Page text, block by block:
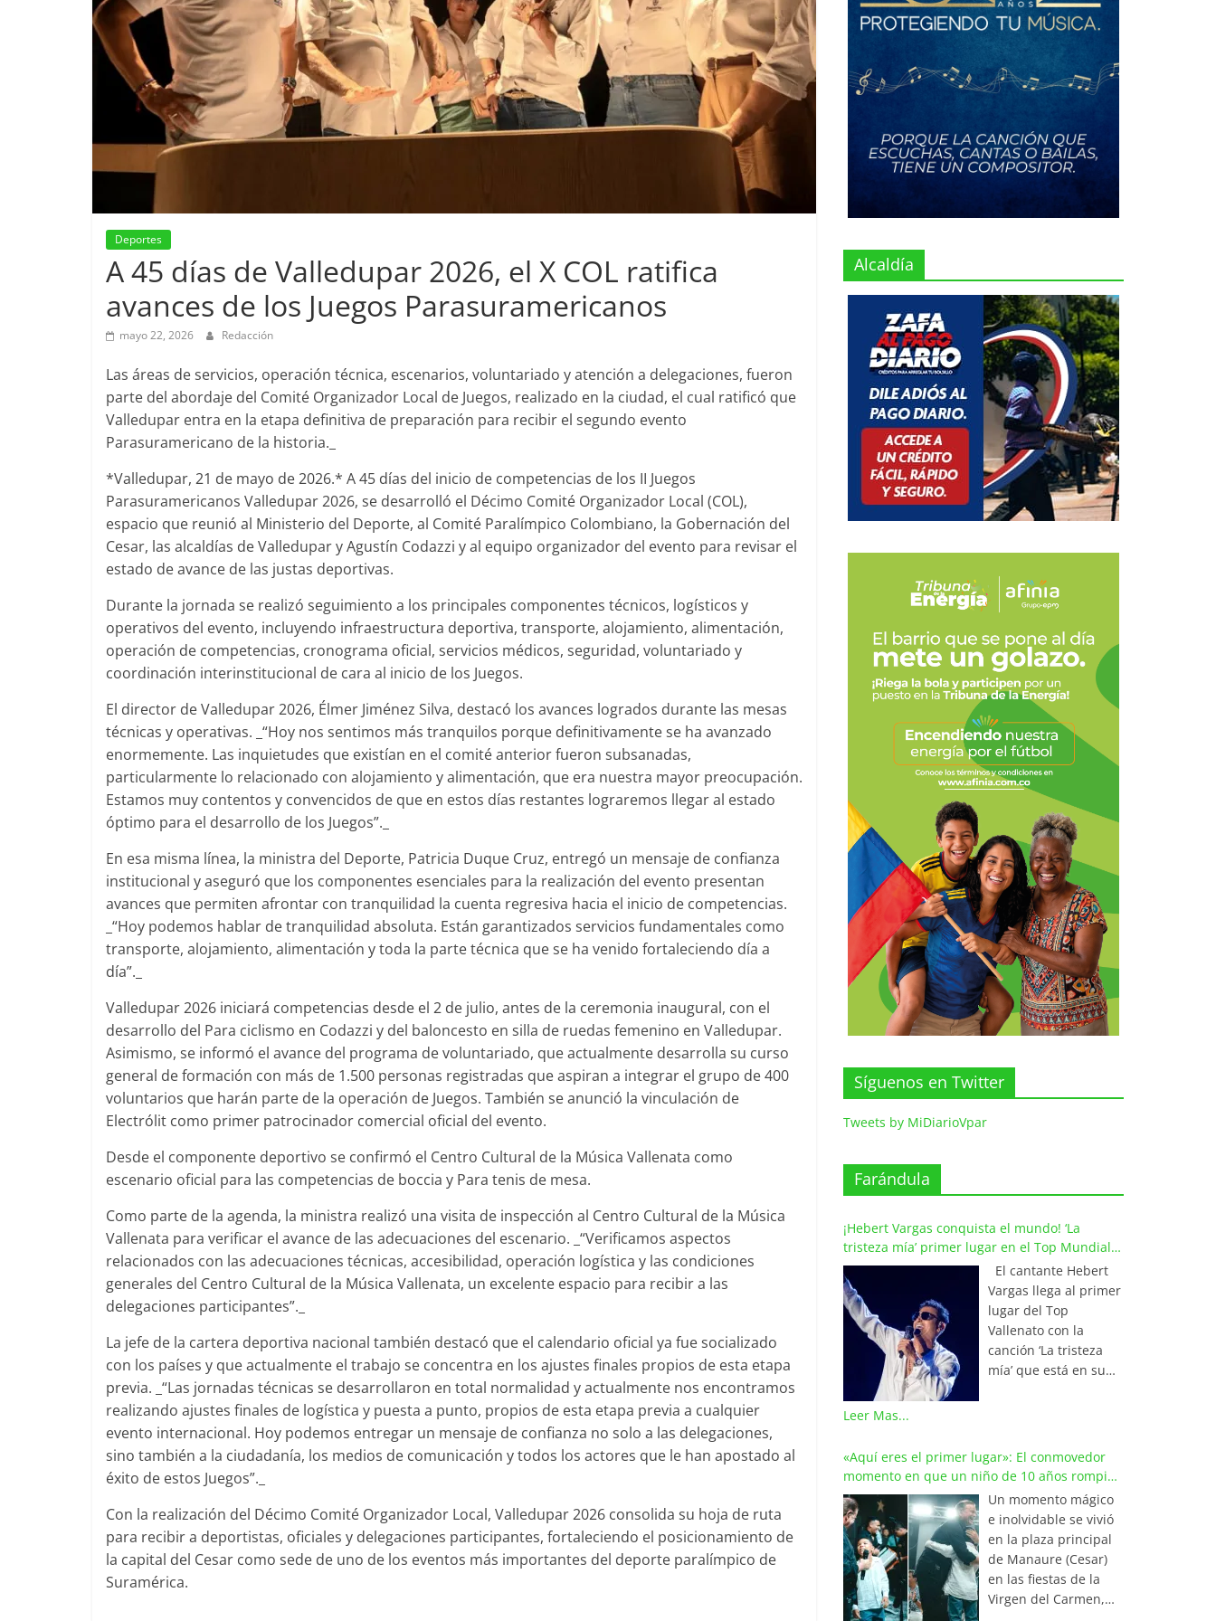
Deportes
A 45 días de Valledupar 2026, el X COL ratifica
avances de los Juegos Parasuramericanos
mayo 22, 2026 Redacción
Las áreas de servicios, operación técnica, escenarios, voluntariado y atención a delegaciones, fueron
parte del abordaje del Comité Organizador Local de Juegos, realizado en la ciudad, el cual ratificó que
Valledupar entra en la etapa definitiva de preparación para recibir el segundo evento
Parasuramericano de la historia._
*Valledupar, 21 de mayo de 2026.* A 45 días del inicio de competencias de los II Juegos
Parasuramericanos Valledupar 2026, se desarrolló el Décimo Comité Organizador Local (COL),
espacio que reunió al Ministerio del Deporte, al Comité Paralímpico Colombiano, la Gobernación del
Cesar, las alcaldías de Valledupar y Agustín Codazzi y al equipo organizador del evento para revisar el
estado de avance de las justas deportivas.
Durante la jornada se realizó seguimiento a los principales componentes técnicos, logísticos y
operativos del evento, incluyendo infraestructura deportiva, transporte, alojamiento, alimentación,
operación de competencias, cronograma oficial, servicios médicos, seguridad, voluntariado y
coordinación interinstitucional de cara al inicio de los Juegos.
El director de Valledupar 2026, Élmer Jiménez Silva, destacó los avances logrados durante las mesas
técnicas y operativas. _“Hoy nos sentimos más tranquilos porque definitivamente se ha avanzado
enormemente. Las inquietudes que existían en el comité anterior fueron subsanadas,
particularmente lo relacionado con alojamiento y alimentación, que era nuestra mayor preocupación.
Estamos muy contentos y convencidos de que en estos días restantes lograremos llegar al estado
óptimo para el desarrollo de los Juegos”._
En esa misma línea, la ministra del Deporte, Patricia Duque Cruz, entregó un mensaje de confianza
institucional y aseguró que los componentes esenciales para la realización del evento presentan
avances que permiten afrontar con tranquilidad la cuenta regresiva hacia el inicio de competencias.
_“Hoy podemos hablar de tranquilidad absoluta. Están garantizados servicios fundamentales como
transporte, alojamiento, alimentación y toda la parte técnica que se ha venido fortaleciendo día a
día”._
Valledupar 2026 iniciará competencias desde el 2 de julio, antes de la ceremonia inaugural, con el
desarrollo del Para ciclismo en Codazzi y del baloncesto en silla de ruedas femenino en Valledupar.
Asimismo, se informó el avance del programa de voluntariado, que actualmente desarrolla su curso
general de formación con más de 1.500 personas registradas que aspiran a integrar el grupo de 400
voluntarios que harán parte de la operación de Juegos. También se anunció la vinculación de
Electrólit como primer patrocinador comercial oficial del evento.
Desde el componente deportivo se confirmó el Centro Cultural de la Música Vallenata como
escenario oficial para las competencias de boccia y Para tenis de mesa.
Como parte de la agenda, la ministra realizó una visita de inspección al Centro Cultural de la Música
Vallenata para verificar el avance de las adecuaciones del escenario. _“Verificamos aspectos
relacionados con las adecuaciones técnicas, accesibilidad, operación logística y las condiciones
generales del Centro Cultural de la Música Vallenata, un excelente espacio para recibir a las
delegaciones participantes”._
La jefe de la cartera deportiva nacional también destacó que el calendario oficial ya fue socializado
con los países y que actualmente el trabajo se concentra en los ajustes finales propios de esta etapa
previa. _“Las jornadas técnicas se desarrollaron en total normalidad y actualmente nos encontramos
realizando ajustes finales de logística y puesta a punto, propios de esta etapa previa a cualquier
evento internacional. Hoy podemos entregar un mensaje de confianza no solo a las delegaciones,
sino también a la ciudadanía, los medios de comunicación y todos los actores que le han apostado al
éxito de estos Juegos”._
Con la realización del Décimo Comité Organizador Local, Valledupar 2026 consolida su hoja de ruta
para recibir a deportistas, oficiales y delegaciones participantes, fortaleciendo el posicionamiento de
la capital del Cesar como sede de uno de los eventos más importantes del deporte paralímpico de
Suramérica.
Alcaldía
Síguenos en Twitter
Tweets by MiDiarioVpar
Farándula
¡Hebert Vargas conquista el mundo! ‘La
tristeza mía’ primer lugar en el Top Mundial
del Vallenato
El cantante Hebert
Vargas llega al primer
lugar del Top
Vallenato con la
canción ‘La tristeza
mía’ que está en su
de los listados
musicales en
Colombia y países de
América y Europa.
Esta emotiva
composición del
maestro Wilfran
Castillo se posicionó
en el primer lugar de
Leer Mas...
«Aquí eres el primer lugar»: El conmovedor
momento en que un niño de 10 años rompió
en llanto al cantar con Iván Villazón
Un momento mágico
e inolvidable se vivió
en la plaza principal
de Manaure (Cesar)
en las fiestas de la
Virgen del Carmen,